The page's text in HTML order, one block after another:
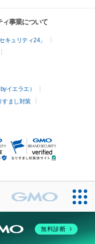
ィ事業について
キュリティ24」
イエラエ）
すまし対策
無料診断